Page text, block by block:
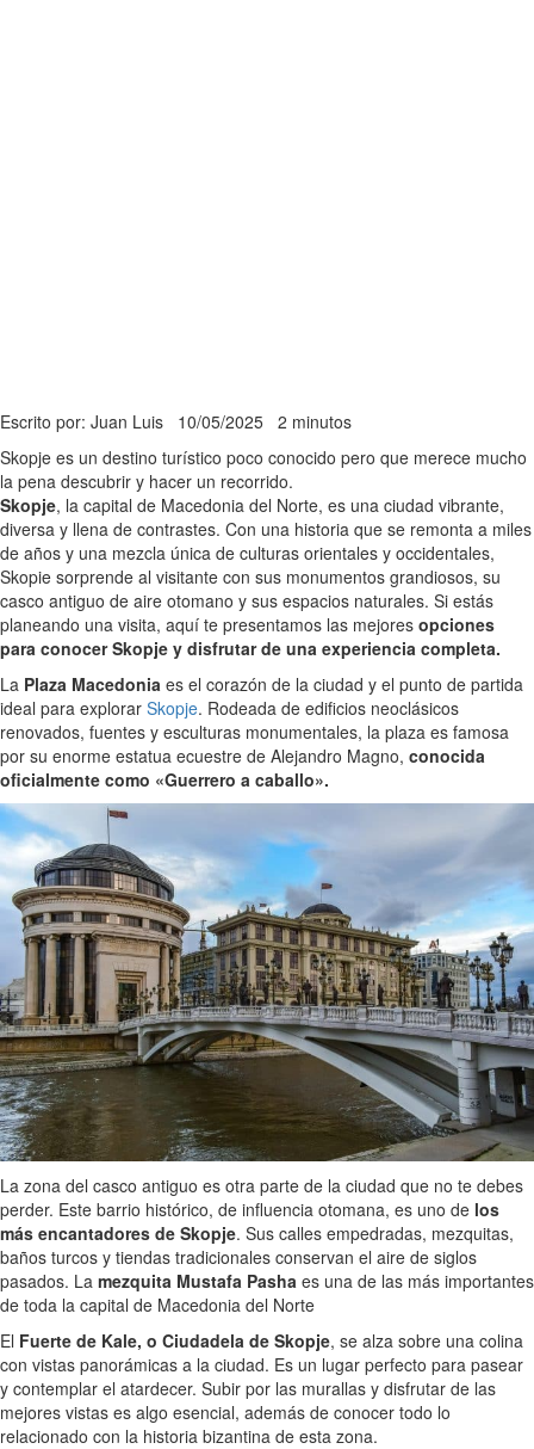
Escrito por: Juan Luis 10/05/2025 2 minutos
Skopje es un destino turístico poco conocido pero que merece mucho
la pena descubrir y hacer un recorrido.
Skopje, la capital de Macedonia del Norte, es una ciudad vibrante,
diversa y llena de contrastes. Con una historia que se remonta a miles
de años y una mezcla única de culturas orientales y occidentales,
Skopie sorprende al visitante con sus monumentos grandiosos, su
casco antiguo de aire otomano y sus espacios naturales. Si estás
planeando una visita, aquí te presentamos las mejores opciones
para conocer Skopje y disfrutar de una experiencia completa.
La Plaza Macedonia es el corazón de la ciudad y el punto de partida
ideal para explorar Skopje. Rodeada de edificios neoclásicos
renovados, fuentes y esculturas monumentales, la plaza es famosa
por su enorme estatua ecuestre de Alejandro Magno, conocida
oficialmente como «Guerrero a caballo».
La zona del casco antiguo es otra parte de la ciudad que no te debes
perder. Este barrio histórico, de influencia otomana, es uno de los
más encantadores de Skopje. Sus calles empedradas, mezquitas,
baños turcos y tiendas tradicionales conservan el aire de siglos
pasados. La mezquita Mustafa Pasha es una de las más importantes
de toda la capital de Macedonia del Norte
El Fuerte de Kale, o Ciudadela de Skopje, se alza sobre una colina
con vistas panorámicas a la ciudad. Es un lugar perfecto para pasear
y contemplar el atardecer. Subir por las murallas y disfrutar de las
mejores vistas es algo esencial, además de conocer todo lo
relacionado con la historia bizantina de esta zona.